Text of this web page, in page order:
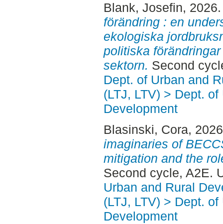
Blank, Josefin,
förändring : en
ekologiska
politiska
sektorn. Second
Dept. of Urban and
(LTJ, LTV) > Dept.
Development
Blasinski, Cora,
imaginaries of
mitigation and the
Second cycle, A2E.
Urban and Rural
(LTJ, LTV) > Dept.
Development